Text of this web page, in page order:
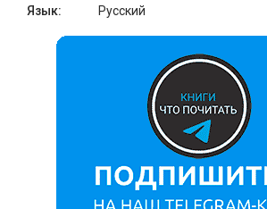
Язык:
Русский